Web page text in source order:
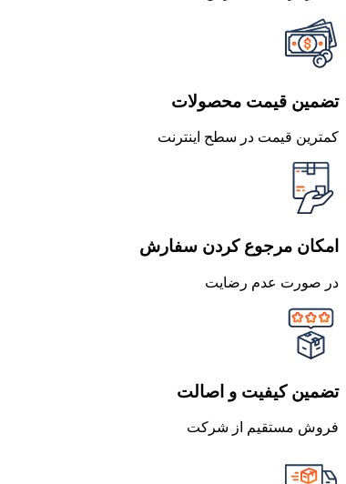
تضمین قیمت محصولات
کمترین قیمت در سطح اینترنت
امکان مرجوع کردن سفارش
در صورت عدم رضایت
تضمین کیفیت و اصالت
فروش مستقیم از شرکت